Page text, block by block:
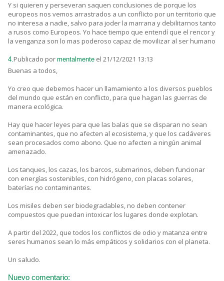
Y si quieren y perseveran saquen conclusiones de porque los
europeos nos vemos arrastrados a un conflicto por un territorio que
no interesa a nadie, salvo para joder la marrana y debilitarnos tanto
a rusos como Europeos. Yo hace tiempo que entendí que el rencor y
la venganza son lo mas poderoso capaz de movilizar al ser humano
4.Publicado por mentalmente el 21/12/2021 13:13
Buenas a todos,
Yo creo que debemos hacer un llamamiento a los diversos pueblos
del mundo que están en conflicto, para que hagan las guerras de
manera ecológica.
Hay que hacer leyes para que las balas que se disparan no sean
contaminantes, que no afecten al ecosistema, y que los cadáveres
sean procesados como abono. Que no afecten a ningún animal
amenazado.
Los tanques, los cazas, los barcos, submarinos, deben funcionar
con energías sostenibles, con hidrógeno, con placas solares,
baterías no contaminantes.
Los misiles deben ser biodegradables, no deben contener
compuestos que puedan intoxicar los lugares donde explotan.
A partir del 2022, que todos los conflictos de odio y matanza entre
seres humanos sean lo más empáticos y solidarios con el planeta.
Un saludo.
Nuevo comentario: